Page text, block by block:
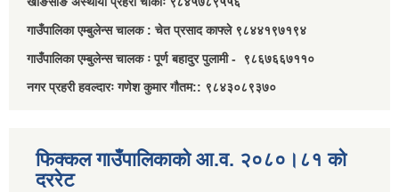
गाउँपालिका एम्बुलेन्स चालक : चेत प्रसाद काफ्ले ९८४४१९७१९४
गाउँपालिका एम्बुलेन्स चालक ः पूर्ण बहादुर पुलामी - ९८६७६६७११०
नगर प्रहरी हवल्दारः गणेश कुमार गौतम:: ९८४३०८९३७०
फिक्कल गाउँपालिकाको आ.व. २०८०।८१ को
दररेट